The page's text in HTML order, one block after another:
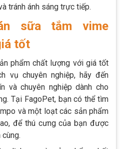
tránh ánh sáng trực tiếp.
sữa tắm vime
tốt
phẩm chất lượng với giá tốt
vụ chuyên nghiệp, hãy đến
và chuyên nghiệp dành cho
Tại FagoPet, bạn có thể tìm
và một loạt các sản phẩm
để thú cưng của bạn được